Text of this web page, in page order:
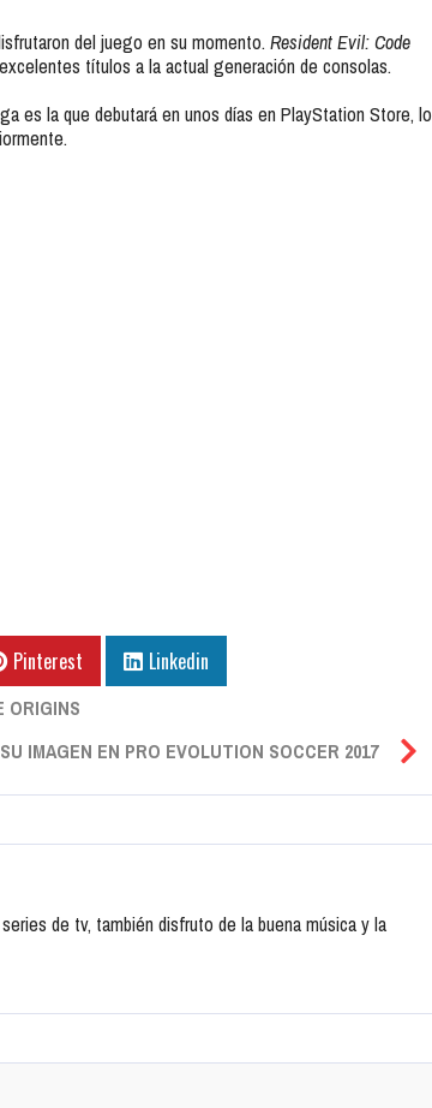
del juego en su momento. Resident Evil: Code
títulos a la actual generación de consolas.
es la que debutará en unos días en PlayStation Store, lo
Pinterest Linkedin
ORIGINS
IMAGEN EN PRO EVOLUTION SOCCER 2017
de tv, también disfruto de la buena música y la